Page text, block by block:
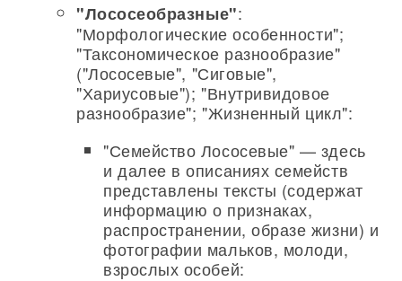
"Лососеобразные":
"Морфологические особенности";
"Таксономическое разнообразие"
("Лососевые", "Сиговые",
"Хариусовые"); "Внутривидовое
разнообразие"; "Жизненный цикл":
"Семейство Лососевые" — здесь
и далее в описаниях семейств
представлены тексты (содержат
информацию о признаках,
распространении, образе жизни) и
фотографии мальков, молоди,
взрослых особей: